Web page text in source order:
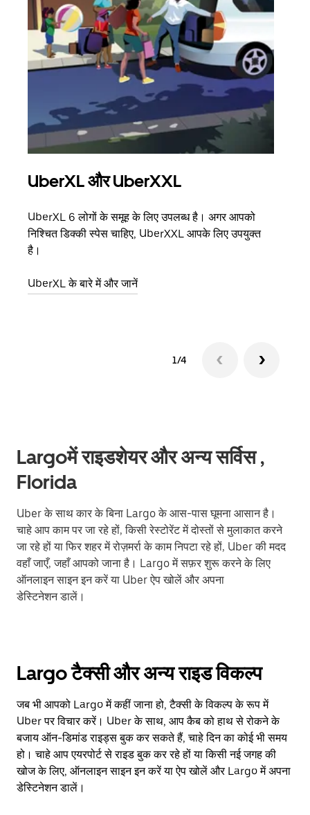
UberXL और UberXXL
UberXL 6 लोगों के समूह के लिए उपलब्ध है। अगर आपको
निश्चित डिक्की स्पेस चाहिए, UberXXL आपके लिए उपयुक्त
है।
UberXL के बारे में और जानें
1/4
Largoमें राइडशेयर और अन्य सर्विस ,
Florida
Uber के साथ कार के बिना Largo के आस-पास घूमना आसान है।
चाहे आप काम पर जा रहे हों, किसी रेस्टोरेंट में दोस्तों से मुलाकात करने
जा रहे हों या फिर शहर में रोज़मर्रा के काम निपटा रहे हों, Uber की मदद
वहाँ जाएँ, जहाँ आपको जाना है। Largo में सफ़र शुरू करने के लिए
ऑनलाइन साइन इन करें या Uber ऐप खोलें और अपना
डेस्टिनेशन डालें।
Largo टैक्सी और अन्य राइड विकल्प
जब भी आपको Largo में कहीं जाना हो, टैक्सी के विकल्प के रूप में
Uber पर विचार करें। Uber के साथ, आप कैब को हाथ से रोकने के
बजाय ऑन-डिमांड राइड्स बुक कर सकते हैं, चाहे दिन का कोई भी समय
हो। चाहे आप एयरपोर्ट से राइड बुक कर रहे हों या किसी नई जगह की
खोज के लिए, ऑनलाइन साइन इन करें या ऐप खोलें और Largo में अपना
डेस्टिनेशन डालें।